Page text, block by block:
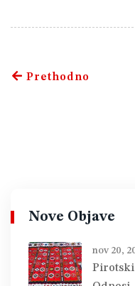
Prethodno
Nove Objave
nov 20,